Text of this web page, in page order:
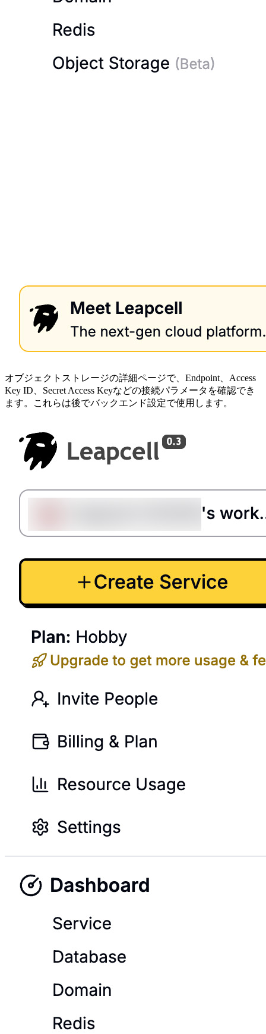
オブジェクトストレージの詳細ページで、Endpoint、Access
Key ID、Secret Access Keyなどの接続パラメータを確認でき
ます。これらは後でバックエンド設定で使用します。